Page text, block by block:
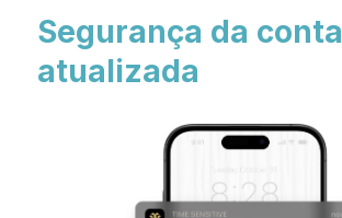
Segurança da conta
atualizada